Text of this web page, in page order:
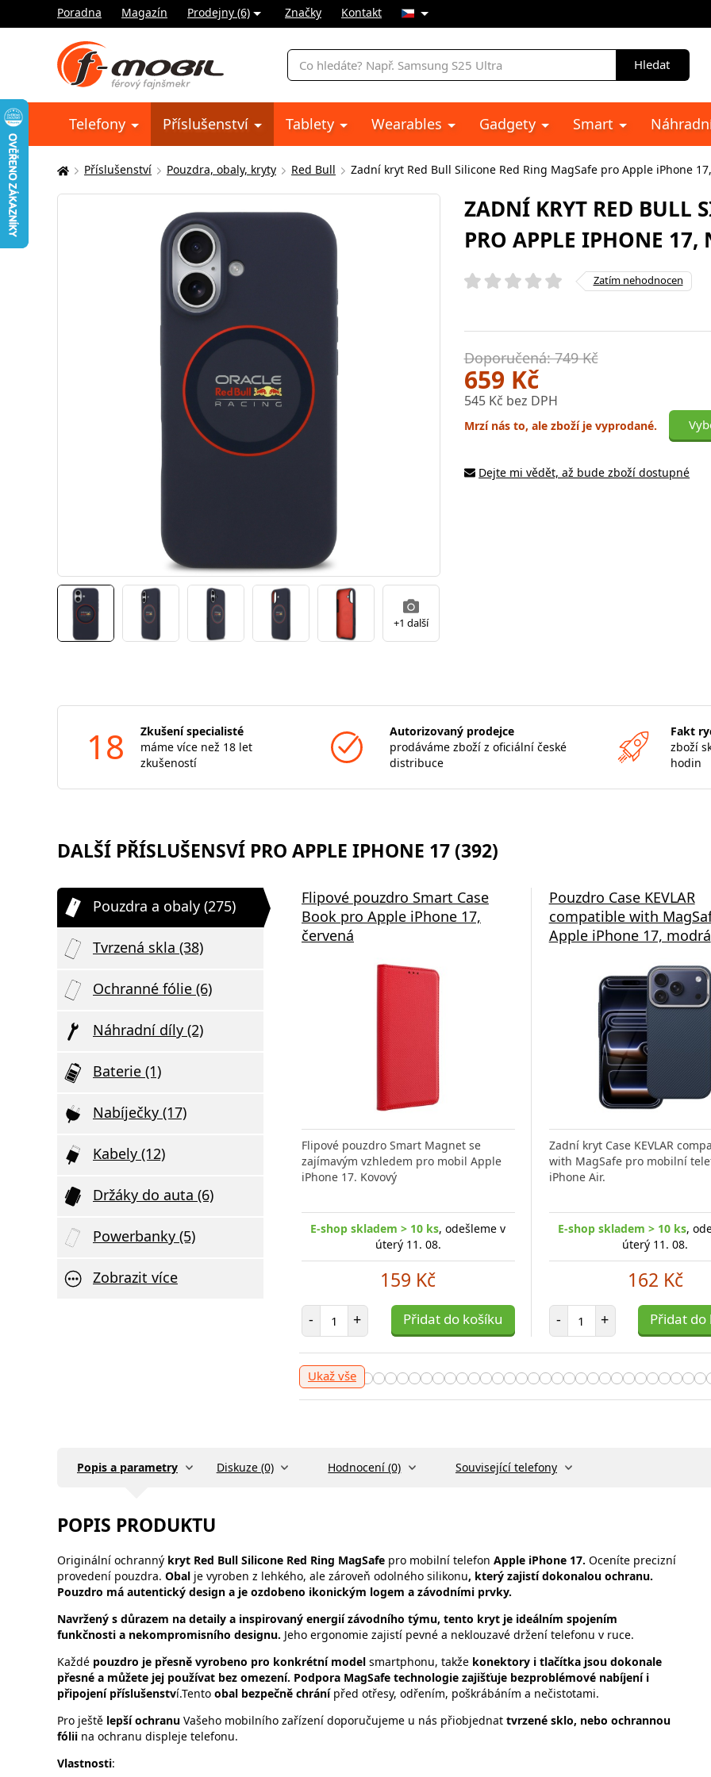
Poradna Magazín Prodejny (6) Značky Kontakt
Vyhledávání
Hledat
Telefony Příslušenství Tablety Wearables Gadgety Smart
Zde
se
Příslušenství Pouzdra, obaly, kryty Red Bull Zadní kryt Red Bull Silicone Red Ring MagSafe pro Apple iPhone
+1 další
ZADNÍ KRYT RED BULL
PRO APPLE IPHONE 17,
Zatím nehodnocen
Doporučená: 749 Kč
659 Kč
545 Kč bez DPH
Mrzí nás to, ale zboží je vyprodané.
Dejte mi vědět, až bude zboží dostupné
18
Zkušení specialisté
máme více než 18 let
zkušeností
Autorizovaný prodejce
prodáváme zboží z oficiální české
distribuce
Fakt
zboží
hodin
DALŠÍ PŘÍSLUŠENSVÍ PRO APPLE IPHONE 17 (392)
Pouzdra a obaly (275)
Tvrzená skla (38)
Ochranné fólie (6)
Náhradní díly (2)
Baterie (1)
Nabíječky (17)
Kabely (12)
Držáky do auta (6)
Powerbanky (5)
Zobrazit více
Flipové pouzdro Smart Case
Book pro Apple iPhone 17,
červená
Flipové pouzdro Smart Magnet se
zajímavým vzhledem pro mobil Apple
iPhone 17. Kovový
E-shop skladem > 10 ks, odešleme v
úterý 11. 08.
159 Kč
- Počet položek
+ Přidat do košíku
Pouzdro Case KEVLAR
compatible with
Apple iPhone 17, modrá
Zadní kryt Case KEVLAR
with MagSafe pro mobilní
iPhone Air.
E-shop skladem > 10 ks,
úterý 11. 08.
162 Kč
- Počet položek
+ Přidat do
Ukaž vše
Samsung EP-P2400BBE 15W
Podložka pro Bezdrátové
Nabíjení Black
Originální Samsung bezdrátová
nabíječka pro telefony a sluchátka
E-shop skladem > 10 ks, odešleme v
úterý 11. 08.
669 Kč
Bezdrátová nabíječka Swissten
2v1 černá
Elegantní Design a Maximální Výkon
Ultratenká Bezdrátová Nabíječka
SWISSTEN 2v1 Hledáte
E-shop skladem > 10 ks, odešleme v
úterý 11. 08.
499 Kč
Počet položek Přidat do košíku
Popis a parametry Diskuze (0) Hodnocení (0) Související telefony
POPIS PRODUKTU
Originální ochranný kryt Red Bull Silicone Red Ring MagSafe pro mobilní telefon Apple iPhone 17. Oceníte precizní
provedení pouzdra. Obal je vyroben z lehkého, ale zároveň odolného silikonu, který zajistí dokonalou ochranu.
Pouzdro má autentický design a je ozdobeno ikonickým logem a závodními prvky.
Navržený s důrazem na detaily a inspirovaný energií závodního týmu, tento kryt je ideálním spojením
funkčnosti a nekompromisního designu. Jeho ergonomie zajistí pevné a neklouzavé držení telefonu v ruce.
Každé pouzdro je přesně vyrobeno pro konkrétní model smartphonu, takže konektory i tlačítka jsou dokonale
přesné a můžete jej používat bez omezení. Podpora MagSafe technologie zajišťuje bezproblémové nabíjení i
připojení příslušenství.Tento obal bezpečně chránípřed otřesy, odřením, poškrábáním a nečistotami.
Pro ještě lepší ochranu Vašeho mobilního zařízení doporučujeme u nás přiobjednat tvrzené sklo, nebo ochrannou
fólii na ochranu displeje telefonu.
Vlastnosti: